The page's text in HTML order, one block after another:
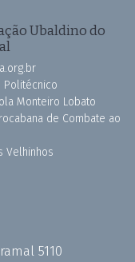
Ubaldino do
Politécnico
Monteiro Lobato
de Combate ao
Velhinhos
5110